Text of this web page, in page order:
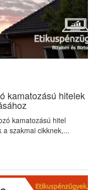
kamatozású hitelek
kamatozású hitel
szakmai cikknek,...